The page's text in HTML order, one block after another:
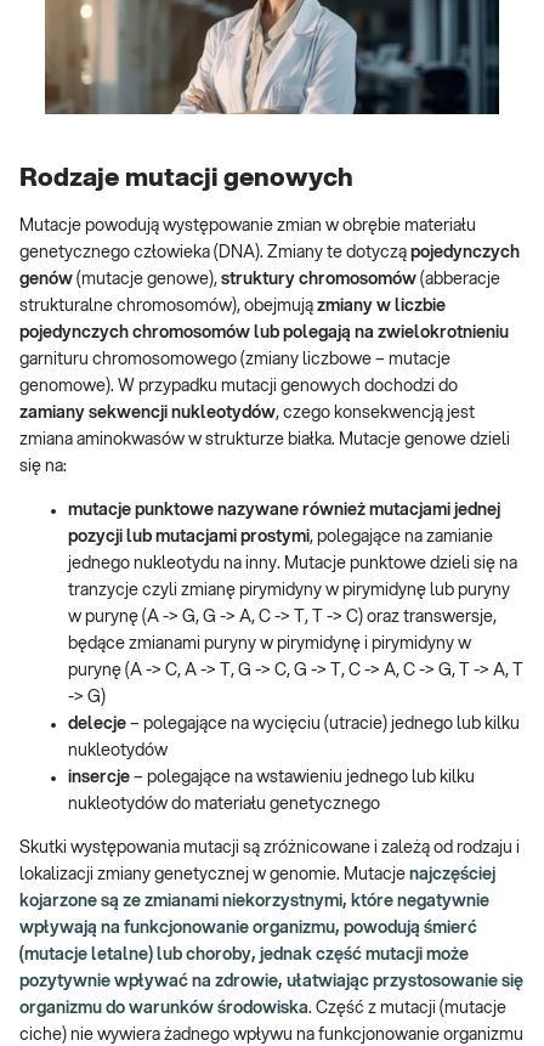
Rodzaje mutacji genowych
Mutacje powodują występowanie zmian w obrębie materiału
genetycznego człowieka (DNA). Zmiany te dotyczą pojedynczych
genów (mutacje genowe), struktury chromosomów (abberacje
strukturalne chromosomów), obejmują zmiany w liczbie
pojedynczych chromosomów lub polegają na zwielokrotnieniu
garnituru chromosomowego (zmiany liczbowe – mutacje
genomowe). W przypadku mutacji genowych dochodzi do
zamiany sekwencji nukleotydów, czego konsekwencją jest
zmiana aminokwasów w strukturze białka. Mutacje genowe dzieli
się na:
mutacje punktowe nazywane również mutacjami jednej
pozycji lub mutacjami prostymi, polegające na zamianie
jednego nukleotydu na inny. Mutacje punktowe dzieli się na
tranzycje czyli zmianę pirymidyny w pirymidynę lub puryny
w purynę (A -> G, G -> A, C -> T, T -> C) oraz transwersje,
będące zmianami puryny w pirymidynę i pirymidyny w
purynę (A -> C, A -> T, G -> C, G -> T, C -> A, C -> G, T -> A, T
-> G)
delecje – polegające na wycięciu (utracie) jednego lub kilku
nukleotydów
insercje – polegające na wstawieniu jednego lub kilku
nukleotydów do materiału genetycznego
Skutki występowania mutacji są zróżnicowane i zależą od rodzaju i
lokalizacji zmiany genetycznej w genomie. Mutacje najczęściej
kojarzone są ze zmianami niekorzystnymi, które negatywnie
wpływają na funkcjonowanie organizmu, powodują śmierć
(mutacje letalne) lub choroby, jednak część mutacji może
pozytywnie wpływać na zdrowie, ułatwiając przystosowanie się
organizmu do warunków środowiska. Część z mutacji (mutacje
ciche) nie wywiera żadnego wpływu na funkcjonowanie organizmu